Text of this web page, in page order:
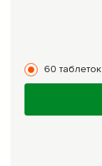
60 таблеток